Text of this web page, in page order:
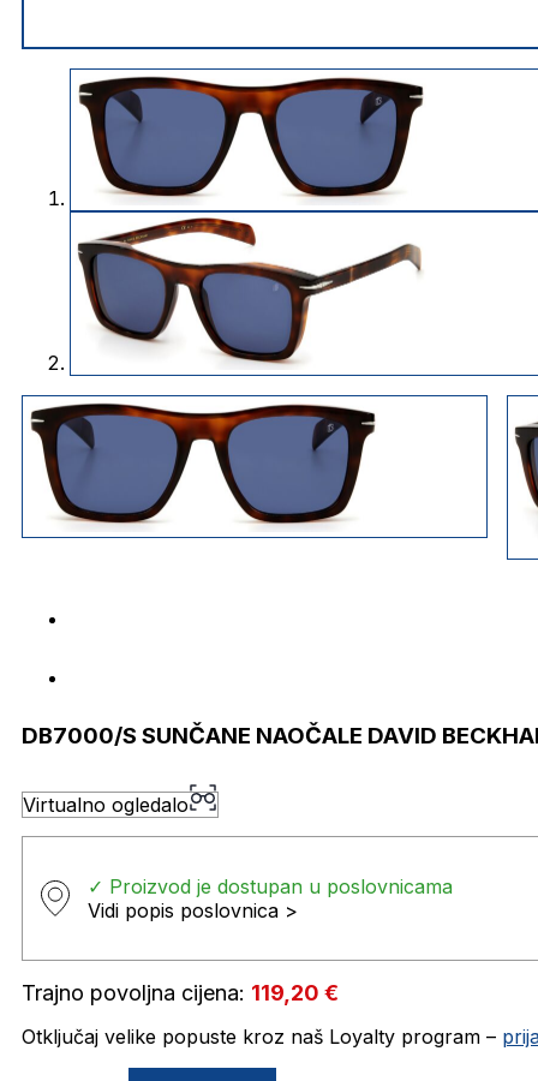
DB7000/S SUNČANE NAOČALE DAVID
Virtualno ogledalo
✓ Proizvod je dostupan u poslovnicama
Vidi popis poslovnica >
Trajno povoljna cijena: 119,20 €
Otključaj velike popuste kroz naš Loyalty program –